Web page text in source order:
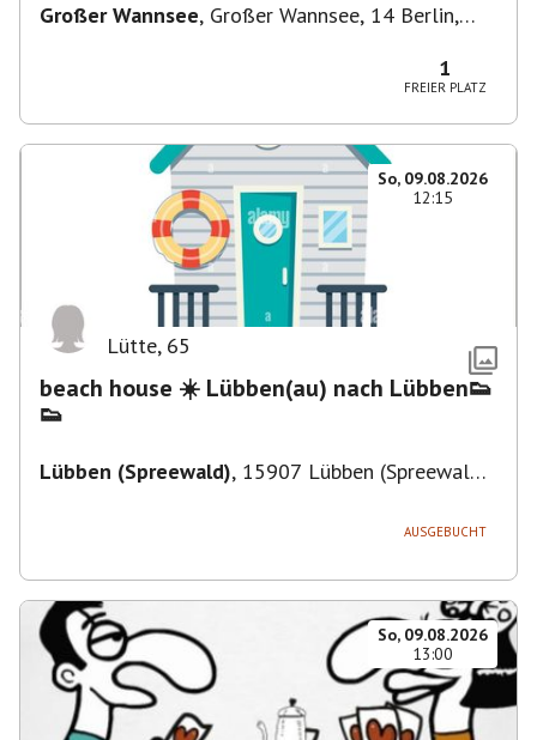
Großer Wannsee, Großer Wannsee, 14 Berlin,
1
FREIER PLATZ
So, 09.08.2026
12:15
Lütte, 65
beach house ☀️ Lübben(au) nach Lübben👟
👟
Lübben (Spreewald), 15907 Lübben (Spreewald),
AUSGEBUCHT
So, 09.08.2026
13:00